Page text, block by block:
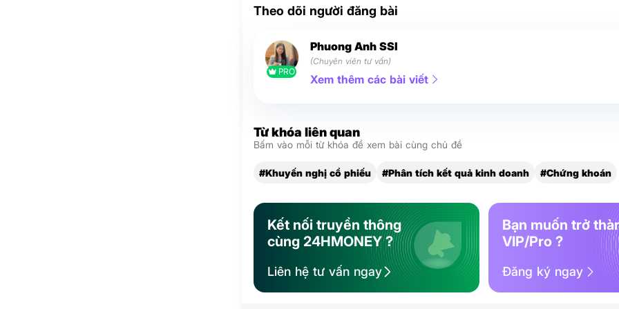
Theo dõi người đăng bài
PRO
Phuong Anh SSI
(Chuyên viên tư vấn)
Xem thêm các bài viết
Từ khóa liên quan
Bấm vào mỗi từ khóa để xem bài cùng chủ đề
#Khuyến nghị cổ phiếu #Phân tích kết quả kinh doanh #Chứng khoán
Kết nối truyền thông
cùng 24HMONEY ?
Liên hệ tư vấn ngay
Bạn muốn trở
VIP/Pro ?
Đăng ký ngay